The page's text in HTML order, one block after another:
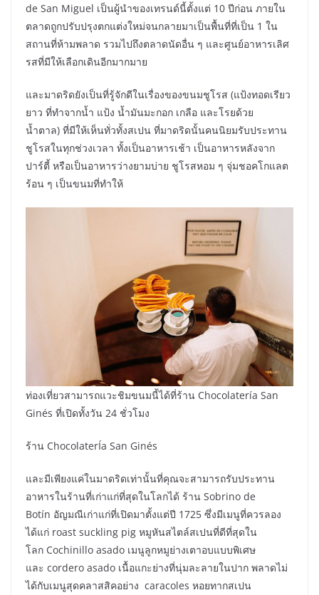
de San Miguel เป็นผู้นำของเทรนด์นี้ตั้งแต่ 10 ปีก่อน ภายใน
ตลาดถูกปรับปรุงตกแต่งใหม่จนกลายมาเป็นพื้นที่ที่เป็น 1 ใน
สถานที่ห้ามพลาด รวมไปถึงตลาดนัดอื่น ๆ และศูนย์อาหารเลิศ
รสที่มีให้เลือกเดินอีกมากมาย
และมาดริดยังเป็นที่รู้จักดีในเรื่องของขนมชูโรส (แป้งทอดเรียว
ยาว ที่ทำจากน้ำ แป้ง น้ำมันมะกอก เกลือ และโรยด้วย
น้ำตาล) ที่มีให้เห็นทั่วทั้งสเปน ที่มาดริดนั้นคนนิยมรับประทาน
ชูโรสในทุกช่วงเวลา ทั้งเป็นอาหารเช้า เป็นอาหารหลังจาก
ปาร์ตี้ หรือเป็นอาหารว่างยามบ่าย ชูโรสหอม ๆ จุ่มชอคโกแลต
ร้อน ๆ เป็นขนมที่ทำให้
ท่องเที่ยวสามารถแวะชิมขนมนี้ได้ที่ร้าน Chocolatería San
Ginés ที่เปิดทั้งวัน 24 ชั่วโมง
ร้าน ChocolaterÍa San Ginés
และมีเพียงแค่ในมาดริดเท่านั้นที่คุณจะสามารถรับประทาน
อาหารในร้านที่เก่าแก่ที่สุดในโลกได้ ร้าน Sobrino de
Botín อัญมณีเก่าแก่ที่เปิดมาตั้งแต่ปี 1725 ซึ่งมีเมนูที่ควรลอง
ได้แก่ roast suckling pig หมูหันสไตล์สเปนที่ดีที่สุดใน
โลก Cochinillo asado เมนูลูกหมูย่างเตาอบแบบพิเศษ
และ cordero asado เนื้อแกะย่างที่นุ่มละลายในปาก พลาดไม่
ได้กับเมนูสุดคลาสสิคอย่าง caracoles หอยทากสเปน